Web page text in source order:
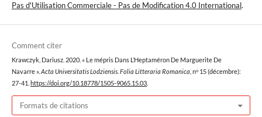
Pas d'Utilisation Commerciale - Pas de Modification 4.0 International.
Comment citer
Krawczyk, Dariusz. 2020. « Le mépris Dans L’Heptaméron De Marguerite De
Navarre ». Acta Universitatis Lodziensis. Folia Litteraria Romanica , nᵒ 15 (décembre):
27-41. https://doi.org/10.18778/1505-9065.15.03
Formats de citations